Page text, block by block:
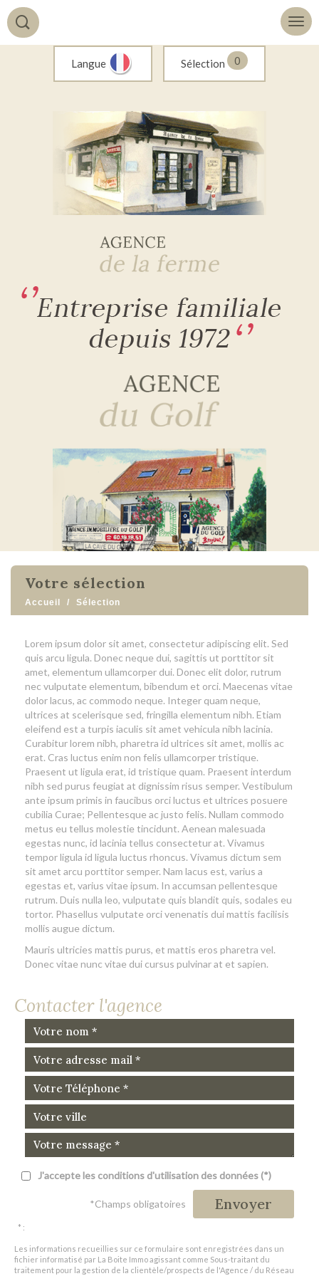
Langue Sélection 0
votre sélection
Accueil Sélection
Lorem ipsum dolor sit amet, consectetur adipiscing elit. Sed
quis arcu ligula. Donec neque dui, sagittis ut porttitor sit
amet, elementum ullamcorper dui. Donec elit dolor, rutrum
nec vulputate elementum, bibendum et orci. Maecenas vitae
dolor lacus, ac commodo neque. Integer quam neque,
ultrices at scelerisque sed, fringilla elementum nibh. Etiam
eleifend est a turpis iaculis sit amet vehicula nibh lacinia.
Curabitur lorem nibh, pharetra id ultrices sit amet, mollis ac
erat. Cras luctus enim non felis ullamcorper tristique.
Praesent ut ligula erat, id tristique quam. Praesent interdum
nibh sed purus feugiat at dignissim risus semper. Vestibulum
ante ipsum primis in faucibus orci luctus et ultrices posuere
cubilia Curae; Pellentesque ac justo felis. Nullam commodo
metus eu tellus molestie tincidunt. Aenean malesuada
egestas nunc, id lacinia tellus consectetur at. Vivamus
tempor ligula id ligula luctus rhoncus. Vivamus dictum sem
sit amet arcu porttitor semper. Nam lacus est, varius a
egestas et, varius vitae ipsum. In accumsan pellentesque
rutrum. Duis nulla leo, vulputate quis blandit quis, sodales eu
tortor. Phasellus vulputate orci venenatis dui mattis facilisis
mollis augue dictum.
Mauris ultricies mattis purus, et mattis eros pharetra vel.
Donec vitae nunc vitae dui cursus pulvinar at et sapien.
Contacter l'agence
J'accepte les conditions d'utilisation des données (*)
Envoyer
*Champs obligatoires
* :
Les informations recueillies sur ce formulaire sont enregistrées dans un
fichier informatisé par La Boite Immo agissant comme Sous-traitant du
traitement pour la gestion de la clientèle/prospects de l'Agence / du Réseau